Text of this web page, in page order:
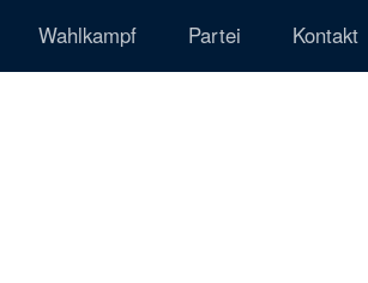
Wahlkampf Partei Kontakt